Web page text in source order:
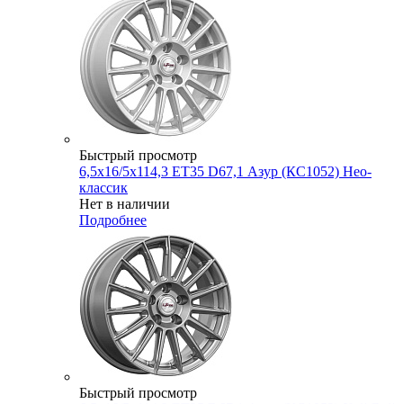
Быстрый просмотр
6,5x16/5x114,3 ET35 D67,1 Азур (КС1052) Нео-
классик
Нет в наличии
Подробнее
Быстрый просмотр